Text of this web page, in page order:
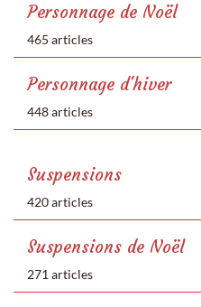
Personnage de Noël
465 articles
Personnage d'hiver
448 articles
Suspensions
420 articles
Suspensions de Noël
271 articles